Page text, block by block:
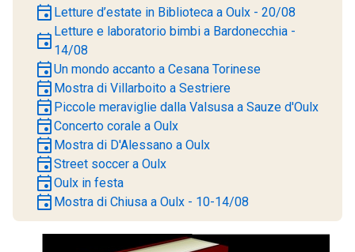
event Letture d’estate in Biblioteca a Oulx - 20/08
event Letture e laboratorio bimbi a Bardonecchia -
14/08
eventUn mondo accanto a Cesana Torinese
event Mostra di Villarboito a Sestriere
event Piccole meraviglie dalla Valsusa a Sauze d'Oulx
eventConcerto corale a Oulx
event Mostra di D'Alessano a Oulx
eventStreet soccer a Oulx
eventOulx in festa
event Mostra di Chiusa a Oulx - 10-14/08